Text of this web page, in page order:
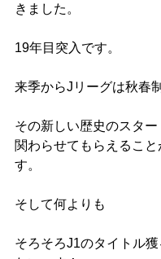
きました。
19年目突入です。
来季からJリーグは秋春制
その新しい歴史のスター
関わらせてもらえるこ
す。
そして何よりも
そろそろJ1のタイトル